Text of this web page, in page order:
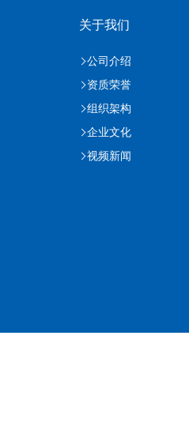
关于我们
公司介绍
资质荣誉
组织架构
企业文化
视频新闻